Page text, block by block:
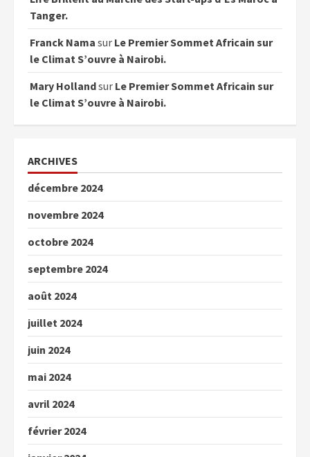
Tanger.
Franck Nama sur Le Premier Sommet Africain sur
le Climat S’ouvre à Nairobi.
Mary Hollandsur Le Premier Sommet Africain sur
le Climat S’ouvre à Nairobi.
ARCHIVES
décembre 2024
novembre 2024
octobre 2024
septembre 2024
août 2024
juillet 2024
juin 2024
mai 2024
avril 2024
février 2024